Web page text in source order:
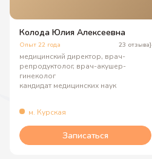
м. Курская
Колода Юлия Алексеевна
медицинский директор, врач-
репродуктолог, врач-акушер-
гинеколог
кандидат медицинских наук
Опыт 22 года 23 отзыва}
Записаться